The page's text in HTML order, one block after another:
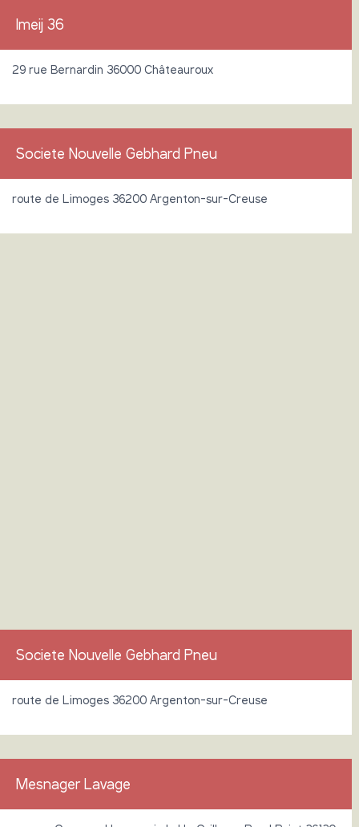
Imeij 36
29 rue Bernardin 36000 Châteauroux
Societe Nouvelle Gebhard Pneu
route de Limoges 36200 Argenton-sur-Creuse
Societe Nouvelle Gebhard Pneu
route de Limoges 36200 Argenton-sur-Creuse
Mesnager Lavage